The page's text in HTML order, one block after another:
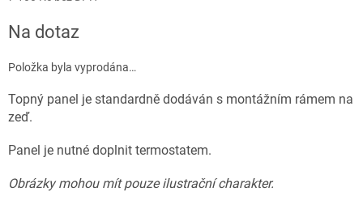
cena:
Na dotaz
Položka byla vyprodána…
Topný panel je standardně dodáván s montážním rámem na
zeď.
Panel je nutné doplnit termostatem.
Obrázky mohou mít pouze ilustrační charakter.